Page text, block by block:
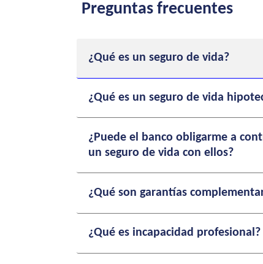
Preguntas frecuentes
¿Qué es un seguro de vida?
¿Qué es un seguro de vida
¿Puede el banco obligarme a
un seguro de vida con ellos?
¿Qué son garantías
¿Qué es incapacidad profesional?